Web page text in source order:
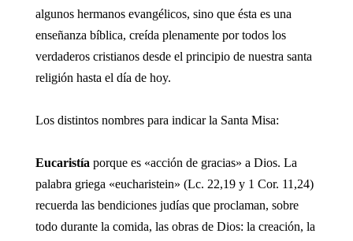
algunos hermanos evangélicos, sino que ésta es una
enseñanza bíblica, creída plenamente por todos los
verdaderos cristianos desde el principio de nuestra santa
religión hasta el día de hoy.
Los distintos nombres para indicar la Santa Misa:
Eucaristía porque es «acción de gracias» a Dios. La
palabra griega «eucharistein» (Lc. 22,19 y 1 Cor. 11,24)
recuerda las bendiciones judías que proclaman, sobre
todo durante la comida, las obras de Dios: la creación, la